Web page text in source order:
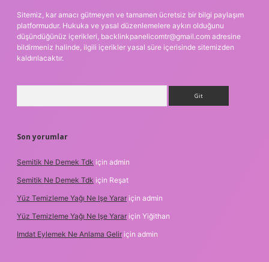
Sitemiz, kar amacı gütmeyen ve tamamen ücretsiz bir bilgi paylaşım
platformudur. Hukuka ve yasal düzenlemelere aykırı olduğunu
düşündüğünüz içerikleri, backlinkpanelicomtr@gmail.com adresine
bildirmeniz halinde, ilgili içerikler yasal süre içerisinde sitemizden
kaldırılacaktır.
Son yorumlar
Semitik Ne Demek Tdk için admin
Semitik Ne Demek Tdk için Reşat
Yüz Temizleme Yağı Ne Işe Yarar için admin
Yüz Temizleme Yağı Ne Işe Yarar için Yiğithan
Imdat Eylemek Ne Anlama Gelir için admin